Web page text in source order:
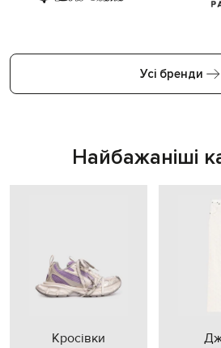
Усі бренди
Найбажаніші
Кросівки